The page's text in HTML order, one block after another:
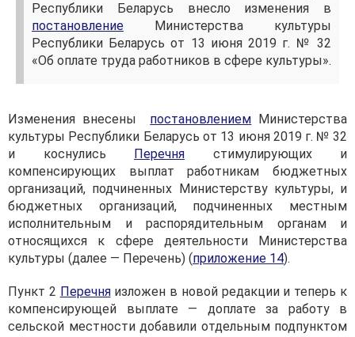
Республики Беларусь внесло изменения в
постановление Министерства культуры
Республики Беларусь от 13 июня 2019 г. № 32
«Об оплате труда работников в сфере культуры».
Изменения внесены постановлением Министерства
культуры Республики Беларусь от 13 июня 2019 г. № 32
и коснулись
Перечня стимулирующих и
компенсирующих выплат работникам бюджетных
организаций, подчиненных Министерству культуры, и
бюджетных организаций, подчиненных местным
исполнительным и распорядительным органам и
относящихся к сфере деятельности Министерства
культуры (далее — Перечень) (приложение 14).
Пункт 2 Перечняизложен в новой редакции и теперь к
компенсирующей выплате — доплате за работу в
сельской местности добавили отдельным подпунктом